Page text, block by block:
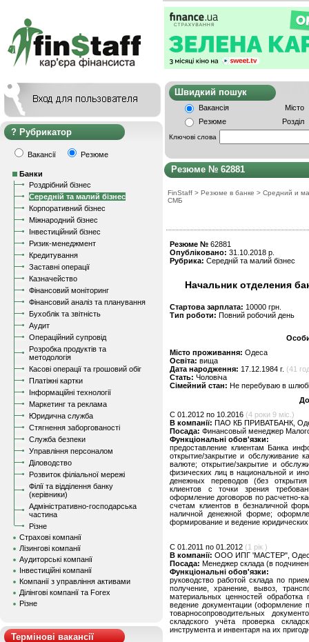
Рубрикатор
Вакансії Резюме
Банки
Роздрібний бізнес
Середній та малий бізнес
Корпоративний бізнес
Міжнародний бізнес
Інвестиційний бізнес
Ризик-менеджмент
Кредитування
Заставні операції
Казначейство
Фінансовий моніторинг
Фінансовий аналіз та планування
Бухоблік та звітність
Аудит
Операційний супровід
Розробка продуктів та
методологія
Касові операції та грошовий обіг
Платіжні картки
Інформаційні технології
Маркетинг та реклама
Юридична служба
Стягнення заборгованості
Служба безпеки
Управління персоналом
Діловодство
Розвиток філіальної мережі
Філії та відділення банку
(керівники)
Адміністративно-господарська
частина
Різне
Страхові компанії
Лізингові компанії
Аудиторські компанії
Інвестиційні компанії
Компанії з управління активами
Ділінгові компанії та Forex
Різне
Термінові вакансії
Швидкий
Вакансія
Місто
Резюме
Розділ
Ключові слова
Резюме № 62881
FinStaff > Резюме в банке > Средний и
СМБ
Резюме № 62881
Опубліковано: 31.10.2018 р.
Рубрика: Середній та малий бізнес
Начальник отделения
Стартова зарплата: 10000 грн.
Тип роботи: Повний робочий день
Місто проживання: Одеса
Освіта: вища
Дата народження: 17.12.1984 г. (41
Стать: Чоловіча
Сімейний стан: Не перебуваю в
C 01.2012 по 10.2016 (4 роки 9 міс.)
В компанії: ПАО КБ ПРИВАТБАНК,
Посада: Финансовый менеджер
Функціональні обов'язки:
предоставление клиентам Банка
открытие/закрытие и обслуживание
валюте; открытие/закрытие и
физических лиц в национальной и
денежных переводов (без
клиентов с точки зрения
оформление договоров по расчетно-
счетам клиентов в безналичной
наличной денежной форме;
формирование и ведение
C 01.2011 по 01.2012 (1 рік )
В компанії: ООО ИПГ 'МАСТЕР",
Посада: Менеджер склада (в
Функціональні обов'язки:
руководство работой склада по
получение, хранение, вывоз,
материальных ценностей
ведение документации (оформление
товарносопроводительных
складского учёта проверка
инструмента и инвентаря на их